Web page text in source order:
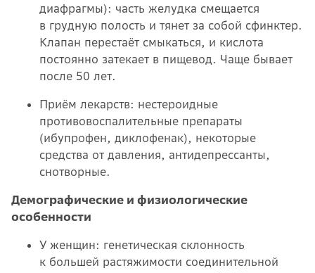
диафрагмы): часть желудка смещается
в грудную полость и тянет за собой сфинктер.
Клапан перестаёт смыкаться, и кислота
постоянно затекает в пищевод. Чаще бывает
после 50 лет.
Приём лекарств: нестероидные
противовоспалительные препараты
(ибупрофен, диклофенак), некоторые
средства от давления, антидепрессанты,
снотворные.
Демографические и физиологические
особенности
У женщин: генетическая склонность
к большей растяжимости соединительной